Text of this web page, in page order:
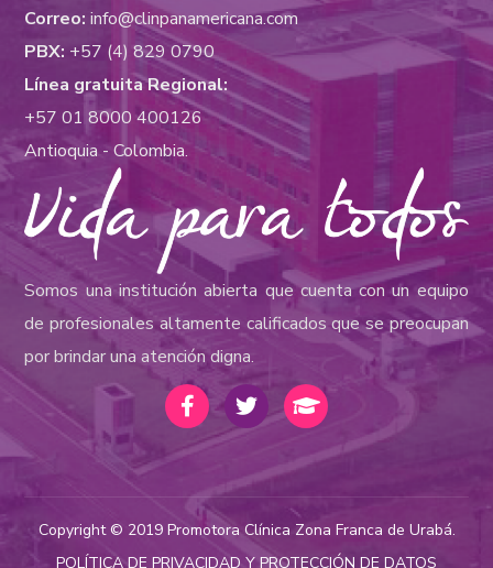
Correo: info@clinpanamericana.com
PBX: +57 (4) 829 0790
Línea gratuita Regional:
+57 01 8000 400126
Antioquia - Colombia.
Somos una institución abierta que cuenta con un equipo
de profesionales altamente calificados que se preocupan
por brindar una atención digna.
Copyright © 2019 Promotora Clínica Zona Franca de Urabá.
POLÍTICA DE PRIVACIDAD Y PROTECCIÓN DE DATOS